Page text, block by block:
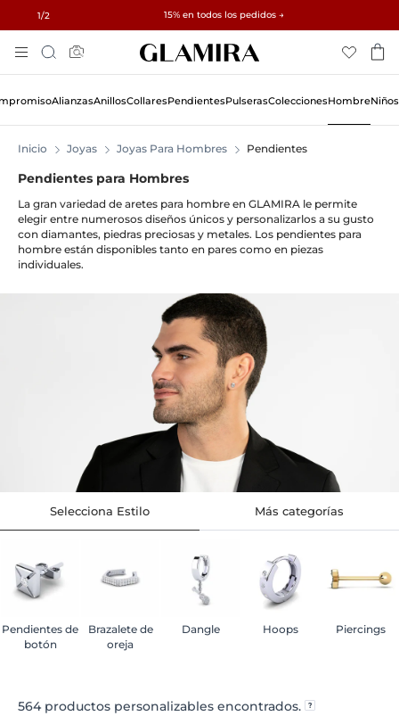
1/2 15% en todos los pedidos →
✓ Devoluciones en 60 días ✓ Redimensionamiento gratuito
To
Content
Búsqueda
AlianzasAnillosCollaresPendientesPulserasColeccionesHombreNiños
Inicio Joyas Joyas Para Hombres Pendientes
Pendientes para Hombres
La gran variedad de aretes para hombre en GLAMIRA le permite
elegir entre numerosos diseños únicos y personalizarlos a su gusto
con diamantes, piedras preciosas y metales. Los pendientes para
hombre están disponibles tanto en pares como en piezas
individuales.
Selecciona Estilo
Pendientes de
botón
Brazalete de
oreja
Dangle Hoops Piercings
Más categorías
564productos personalizables encontrados.